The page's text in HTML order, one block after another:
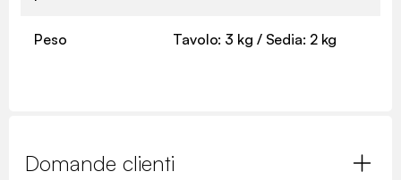
Peso Tavolo: 3 kg / Sedia: 2 kg
Domande clienti